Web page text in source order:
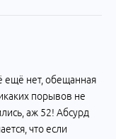
ещё нет, обещанная
порывов не
аж 52! Абсурд
что если